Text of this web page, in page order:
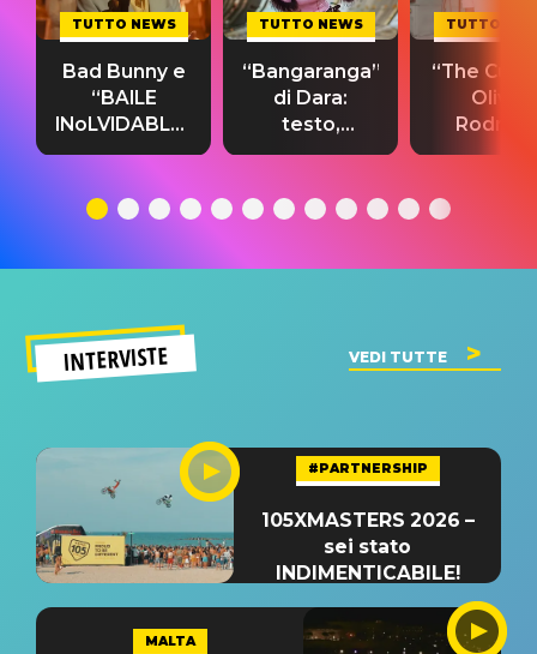
TUTTO NEWS
Bad Bunny e
“BAILE
INoLVIDABLE”:
testo,
significato
TUTTO NEWS
“Bangaranga”
di Dara:
testo,
traduzione e
del singolo
TUTTO
“The
Olivia
testo,
INTERVISTE VEDI TUTTE
#PARTNERSHIP
105XMASTERS 2026 –
sei stato
INDIMENTICABILE!
MALTA